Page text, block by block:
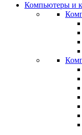
Компьютеры и